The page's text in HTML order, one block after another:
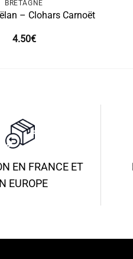
BRETAGNE
– Clohars Carnoët
4.50€
EN FRANCE ET
EUROPE